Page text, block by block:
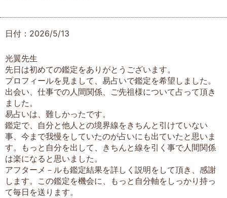
日付：2026/5/13
光翼先生
先日は初めての鑑定をありがとうございます。
プロフィールを見まして、易占いで鑑定を希望しました。
出会い、仕事での人間関係、ご先祖様について占って頂き
ました。
易占いは、難しかったです。
鑑定で、自分と他人との境界線をきちんと引けていない
事、今まで我慢をしていたのが占いにも出ていたと思いま
す。もっと自分を出して、きちんと線を引く事で人間関係
は楽になると思いました。
アフターメ－ルも鑑定結果を詳しく説明をして頂き、感謝
します。この鑑定を機会に、もっと自分軸をしっかり持っ
て毎日を送ります。